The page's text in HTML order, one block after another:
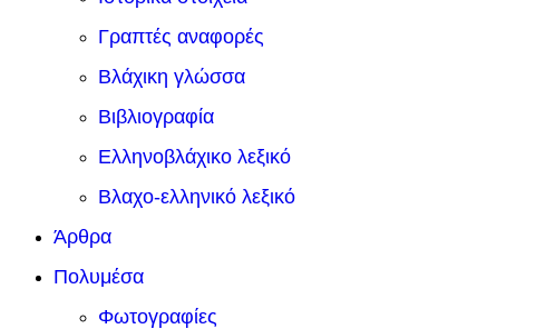
Γραπτές αναφορές
Βλάχικη γλώσσα
Βιβλιογραφία
Ελληνοβλάχικο λεξικό
Βλαχο-ελληνικό λεξικό
Άρθρα
Πολυμέσα
Φωτογραφίες